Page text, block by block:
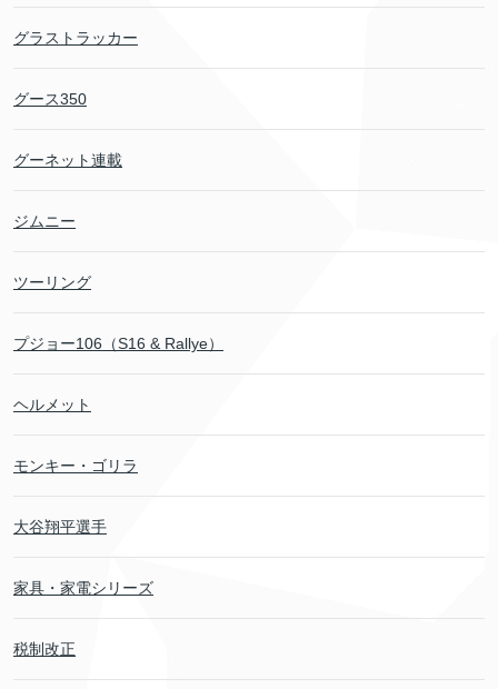
グラストラッカー
グース350
グーネット連載
ジムニー
ツーリング
プジョー106（S16 & Rallye）
ヘルメット
モンキー・ゴリラ
大谷翔平選手
家具・家電シリーズ
税制改正